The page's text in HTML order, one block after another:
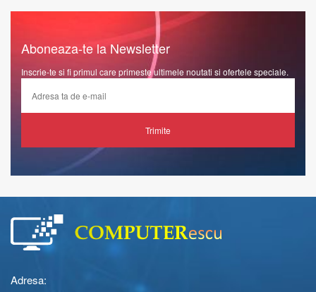
Aboneaza-te la Newsletter
Inscrie-te si fi primul care primeste ultimele noutati si ofertele speciale.
Trimite
Adresa: